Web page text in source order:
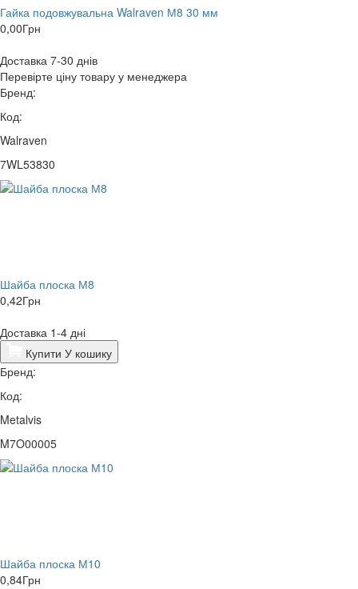
Гайка подовжувальна Walraven М8 30 мм
0,00Грн
Доставка 7-30 днів
Перевірте ціну товару у менеджера
Бренд:
Код:
Walraven
7WL53830
Шайба плоска М8
0,42Грн
Доставка 1-4 дні
Купити У кошику
Бренд:
Код:
Metalvis
M7O00005
Шайба плоска М10
0,84Грн